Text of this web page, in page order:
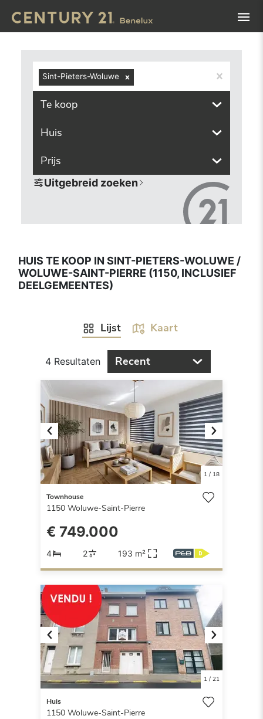
Sint-Pieters-Woluwe
Te koop
Huis
Prijs
Uitgebreid zoeken
HUIS TE KOOP IN SINT-PIETERS-WOLUWE /
WOLUWE-SAINT-PIERRE (1150, INCLUSIEF
DEELGEMEENTES)
Lijst Kaart
4 Resultaten Recent
Previous Next
1/ 18
Townhouse
1150 Woluwe-Saint-Pierre
€ 749.000
4 2 193 m²
Previous Next
1/ 21
Huis
1150 Woluwe-Saint-Pierre